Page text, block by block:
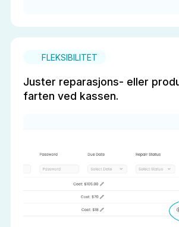
FLEKSIBILITET
Juster reparasjons- eller
farten ved kassen.